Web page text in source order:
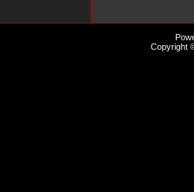
Copyright